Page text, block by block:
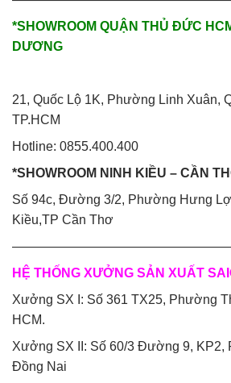
*SHOWROOM QUẬN THỦ ĐỨC
DƯƠNG
21, Quốc Lộ 1K, Phường Linh Xuân,
TP.HCM
Hotline: 0855.400.400
*SHOWROOM NINH KIỀU – CẦN
Số 94c, Đường 3/2, Phường Hưng
Kiều,TP Cần Thơ
HỆ THỐNG XƯỞNG SẢN XUẤT
Xưởng SX I: Số 361 TX25, Phường
HCM.
Xưởng SX II: Số 60/3 Đường 9, KP2,
Đồng Nai